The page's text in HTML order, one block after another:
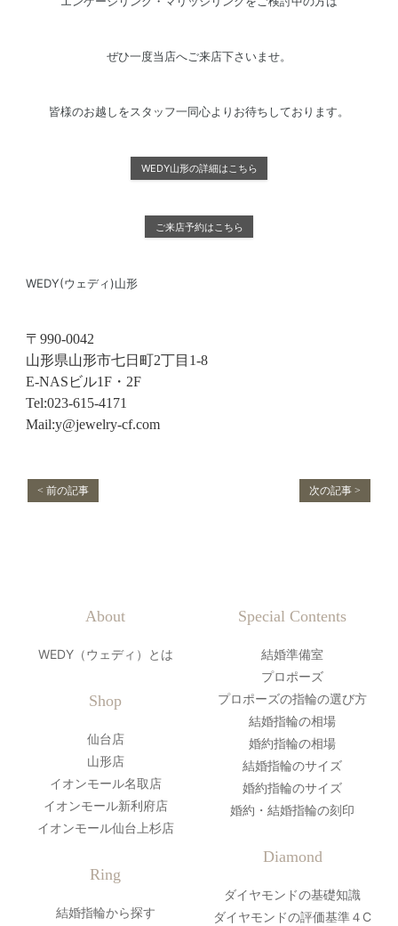
ぜひ一度当店へご来店下さいませ。
皆様のお越しをスタッフ一同心よりお待ちしております。
WEDY山形の詳細はこちら
ご来店予約はこちら
WEDY(ウェディ)山形
〒990-0042
山形県山形市七日町2丁目1-8
E-NASビル1F・2F
Tel:023-615-4171
Mail:y@jewelry-cf.com
< 前の記事 次の記事 >
About
WEDY（ウェディ）とは
Shop
仙台店
山形店
イオンモール名取店
イオンモール新利府店
イオンモール仙台上杉店
Ring
結婚指輪から探す
Special Contents
結婚準備室
プロポーズ
プロポーズの指輪の選び方
結婚指輪の相場
婚約指輪の相場
結婚指輪のサイズ
婚約指輪のサイズ
婚約・結婚指輪の刻印
Diamond
ダイヤモンドの基礎知識
ダイヤモンドの評価基準４C